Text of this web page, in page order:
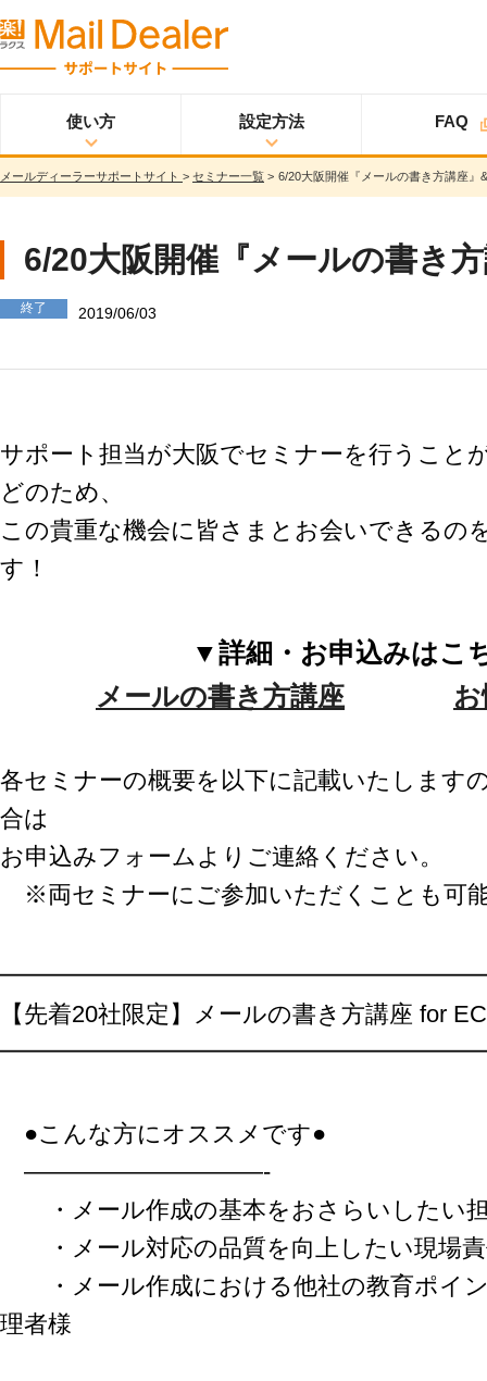
使い方
使い方
メールディーラーと
は？
メールを送る
共有する
ル対策
ネクストエンジン連
情報漏えい対策
添付ファイルセキュ
リティ
ライト/スタンダード
プラン
ク容量追加
二段階認証
設定方法
設定方法 ライトプラン
スタ
スタートアップガイ
ユーザ設定
詳細設定
顧客管理
Google OAuth認証
楽天・Yahoo!連携
なりすましメール対
策
外部システム連携
API連携
ウイルス＆迷惑メー
ネクストエンジン連
添付ファイルセキュ
リティ
API連携拡張
AIアシストオプショ
ン
FAQ
オプション
メールディーラーサポートサイト > セミナー一覧 > 6/20大阪開催『メールの書き方講座』
6/20大阪開催『メールの書き
2019/06/03
終了
サポート担当が大阪でセミナーを行うこと
どのため、
この貴重な機会に皆さまとお会いできるの
す！
▼詳細・お申込みはこ
メールの書き方講座
各セミナーの概要を以下に記載いたします
合は
お申込みフォームよりご連絡ください。
※両セミナーにご参加いただくことも可
【先着20社限定】メールの書き方講座 for EC
●こんな方にオススメです●
——————————-
・メール作成の基本をおさらいしたい
・メール対応の品質を向上したい現場責
・メール作成における他社の教育ポイ
理者様